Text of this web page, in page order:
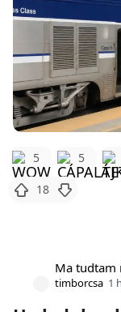
5 5
18
Ma tudtam
timborcsa 1